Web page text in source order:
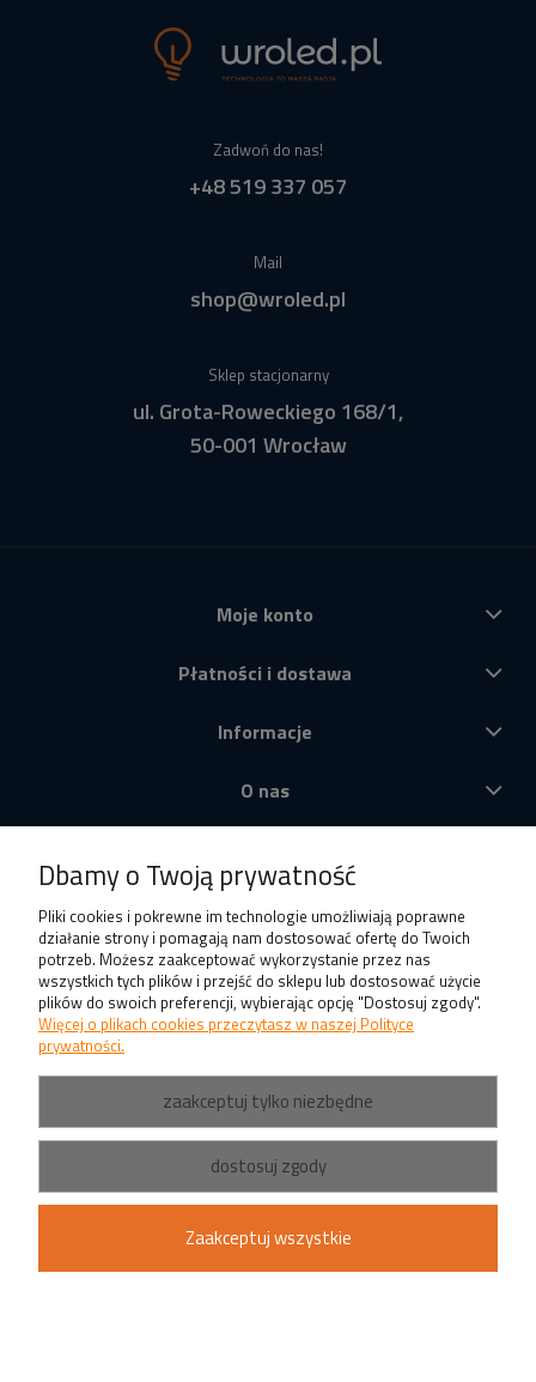
Zadwoń do nas!
+48 519 337 057
Mail
shop@wroled.pl
Sklep stacjonarny
ul. Grota-Roweckiego 168/1,
50-001 Wrocław
Moje konto
Płatności i dostawa
Informacje
O nas
Dbamy o Twoją prywatność
Pliki cookies i pokrewne im technologie umożliwiają poprawne
działanie strony i pomagają nam dostosować ofertę do Twoich
potrzeb. Możesz zaakceptować wykorzystanie przez nas
wszystkich tych plików i przejść do sklepu lub dostosować użycie
plików do swoich preferencji, wybierając opcję "Dostosuj zgody".
Więcej o plikach cookies przeczytasz w naszej Polityce
prywatności.
zaakceptuj tylko niezbędne
dostosuj zgody
Zaakceptuj wszystkie